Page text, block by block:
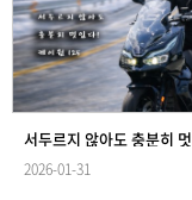
2026-01-31